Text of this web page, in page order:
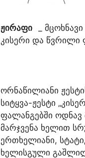
ჟირაფი
_
კისერი და წვრილი
ორნაწილიანი
სიტყვა-ჟესტი
ფალანგებში
მარჯვენა ხელით
ერთხელიანი,
ხელისგული